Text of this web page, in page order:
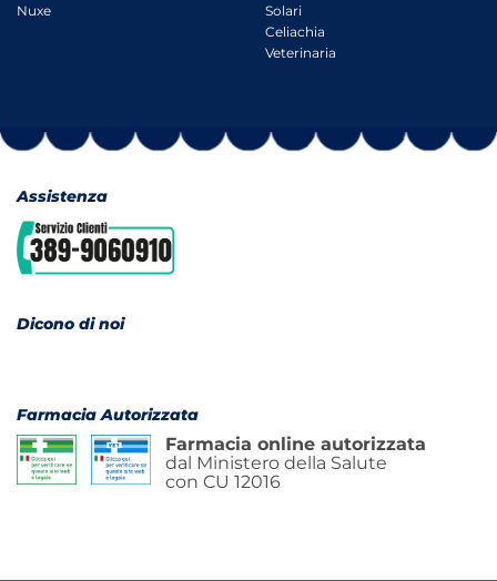
Nuxe
Solari
Celiachia
Veterinaria
Assistenza
Dicono di noi
Farmacia Autorizzata
Farmacia online autorizzata
dal Ministero della Salute
con CU 12016